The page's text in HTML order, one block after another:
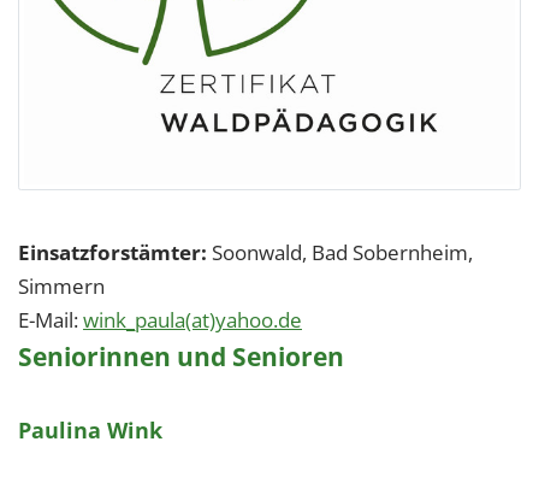
Einsatzforstämter: Soonwald, Bad Sobernheim,
Simmern
E-Mail:wink_paula(at)yahoo.de
Seniorinnen und Senioren
Paulina Wink